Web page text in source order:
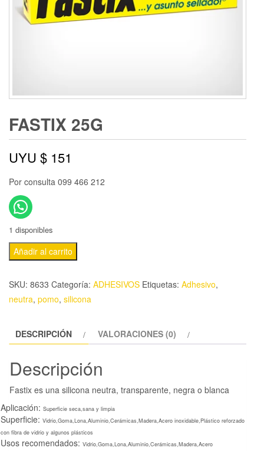
FASTIX 25G
UYU $ 151
Por consulta 099 466 212
1 disponibles
Añadir al carrito
SKU: 8633 Categoría: ADHESIVOS Etiquetas: Adhesivo,
neutra, pomo, silicona
DESCRIPCIÓN VALORACIONES (0)
Descripción
Fastix es una silicona neutra, transparente, negra o blanca
Aplicación: Superficie seca,sana y limpia
Superficie: Vidrio,Goma,Lona,Aluminio,Cerámicas,Madera,Acero inoxidable,Plástico reforzado
con fibra de vidrio y algunos plásticos
Usos recomendados: Vidrio,Goma,Lona,Aluminio,Cerámicas,Madera,Acero